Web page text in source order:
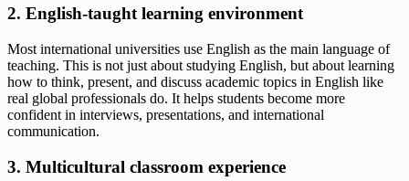
2. English-taught learning environment
Most international universities use English as the main language of
teaching. This is not just about studying English, but about learning
how to think, present, and discuss academic topics in English like
real global professionals do. It helps students become more
confident in interviews, presentations, and international
communication.
3. Multicultural classroom experience